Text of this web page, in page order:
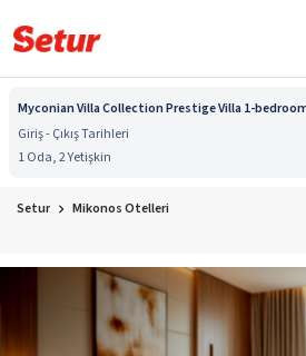
Myconian Villa Collection Prestige Villa 1-
Giriş - Çıkış Tarihleri
1 Oda, 2 Yetişkin
Setur Mikonos Otelleri